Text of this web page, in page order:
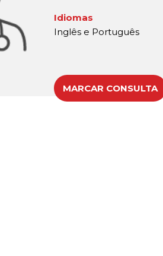
Idiomas
Inglês e Português
MARCAR CONSULTA